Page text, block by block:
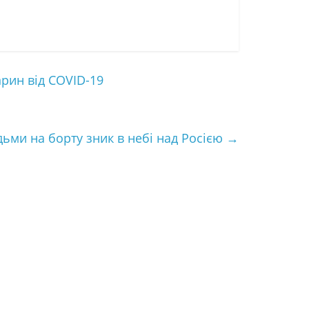
від COVID-19
на борту зник в небі над Росією →